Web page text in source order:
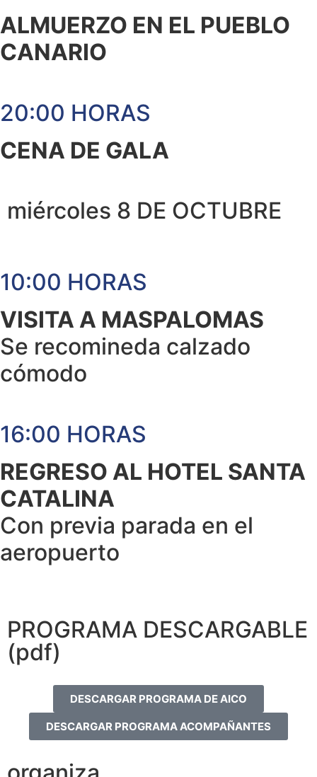
ALMUERZO EN EL PUEBLO
CANARIO
20:00 HORAS
CENA DE GALA
miércoles 8 DE OCTUBRE
10:00 HORAS
VISITA A MASPALOMAS
Se recomineda calzado
cómodo
16:00 HORAS
REGRESO AL HOTEL SANTA
CATALINA
Con previa parada en el
aeropuerto
PROGRAMA DESCARGABLE
(pdf)
DESCARGAR PROGRAMA DE AICO
DESCARGAR PROGRAMA ACOMPAÑANTES